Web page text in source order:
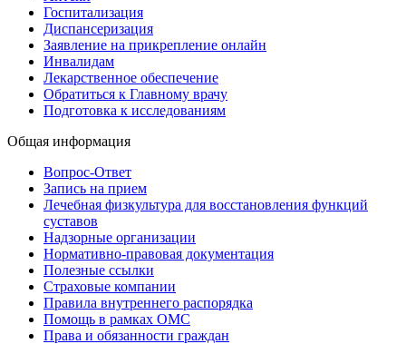
Госпитализация
Диспансеризация
Заявление на прикрепление онлайн
Инвалидам
Лекарственное обеспечение
Обратиться к Главному врачу
Подготовка к исследованиям
Общая информация
Вопрос-Ответ
Запись на прием
Лечебная физкультура для восстановления функций
суставов
Надзорные организации
Нормативно-правовая документация
Полезные ссылки
Страховые компании
Правила внутреннего распорядка
Помощь в рамках ОМС
Права и обязанности граждан